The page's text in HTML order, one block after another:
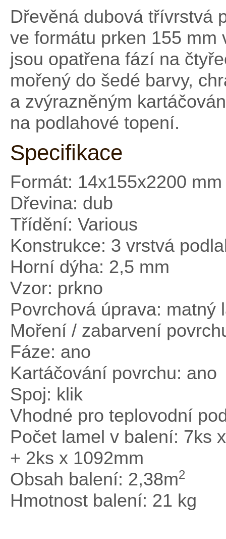
Dřevěná dubová třívrstvá
ve formátu prken 155
jsou opatřena fází na
mořený do šedé barvy,
a zvýrazněným
na podlahové topení.
Specifikace
Formát: 14x155x2200 mm
Dřevina: dub
Třídění: Various
Konstrukce: 3 vrstvá
Horní dýha: 2,5 mm
Vzor: prkno
Povrchová úprava: matný
Moření / zabarvení
Fáze: ano
Kartáčování povrchu: ano
Spoj: klik
Vhodné pro teplovodní
Počet lamel v balení: 7ks
+ 2ks x 1092mm
Obsah balení: 2,38m2
Hmotnost balení: 21 kg